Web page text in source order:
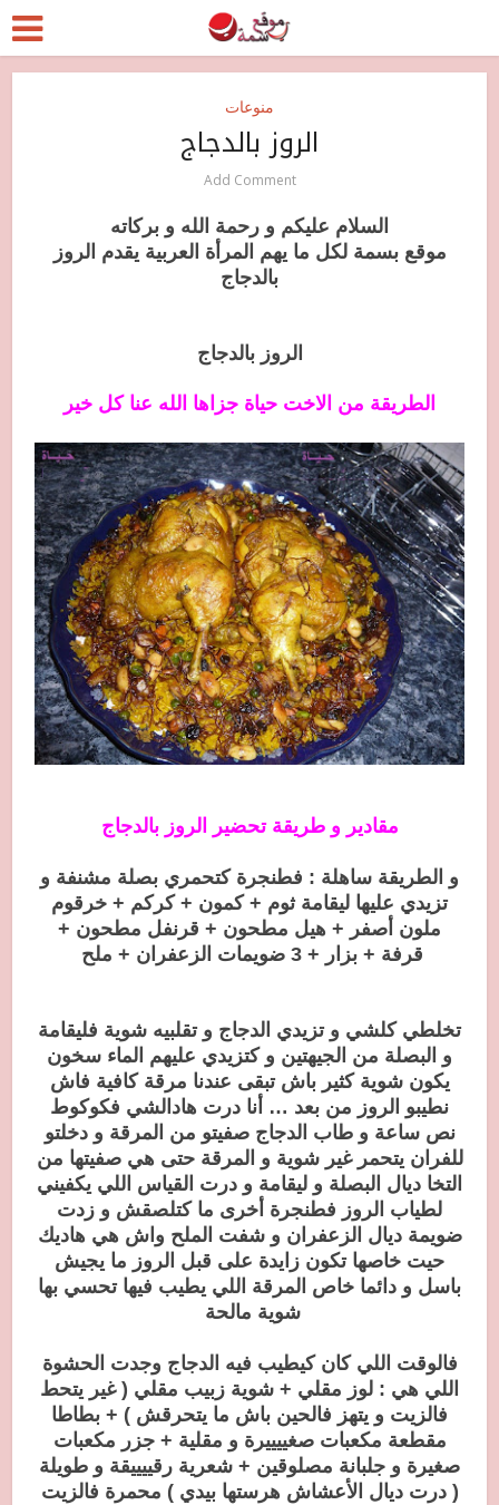
منوعات
الروز بالدجاج
Add Comment
السلام عليكم و رحمة الله و بركاته
موقع بسمة لكل ما يهم المرأة العربية يقدم الروز
بالدجاج
الروز بالدجاج
الطريقة من الاخت حياة جزاها الله عنا كل خير
مقادير و طريقة تحضير الروز بالدجاج
و الطريقة ساهلة : فطنجرة كتحمري بصلة مشنفة و
تزيدي عليها ليقامة ثوم + كمون + كركم + خرقوم
ملون أصفر + هيل مطحون + قرنفل مطحون +
قرفة + بزار + 3 ضويمات الزعفران + ملح
تخلطي كلشي و تزيدي الدجاج و تقلبيه شوية فليقامة
و البصلة من الجيهتين و كتزيدي عليهم الماء سخون
يكون شوية كثير باش تبقى عندنا مرقة كافية فاش
نطيبو الروز من بعد … أنا درت هادالشي فكوكوط
نص ساعة و طاب الدجاج صفيتو من المرقة و دخلتو
للفران يتحمر غير شوية و المرقة حتى هي صفيتها من
التخا ديال البصلة و ليقامة و درت القياس اللي يكفيني
لطياب الروز فطنجرة أخرى ما كتلصقش و زدت
ضويمة ديال الزعفران و شفت الملح واش هي هاديك
حيت خاصها تكون زايدة على قبل الروز ما يجيش
باسل و دائما خاص المرقة اللي يطيب فيها تحسي بها
شوية مالحة
فالوقت اللي كان كيطيب فيه الدجاج وجدت الحشوة
اللي هي : لوز مقلي + شوية زبيب مقلي ( غير يتحط
فالزيت و يتهز فالحين باش ما يتحرقش ) + بطاطا
مقطعة مكعبات صغييييرة و مقلية + جزر مكعبات
صغيرة و جلبانة مصلوقين + شعرية رقييييقة و طويلة
( درت ديال الأعشاش هرستها بيدي ) محمرة فالزيت